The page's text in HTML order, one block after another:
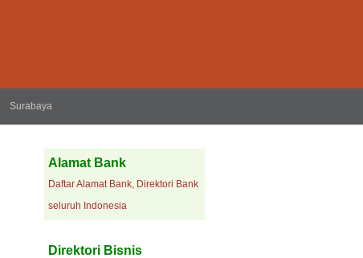
Surabaya
Alamat Bank
Daftar Alamat Bank, Direktori Bank
seluruh Indonesia
Direktori Bisnis